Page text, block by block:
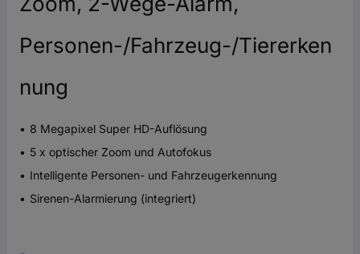
Personen-/Fahrzeug-/Tiererken
nung
8 Megapixel Super HD-Auflösung
5 x optischer Zoom und Autofokus
Intelligente Personen- und Fahrzeugerkennung
Sirenen-Alarmierung (integriert)